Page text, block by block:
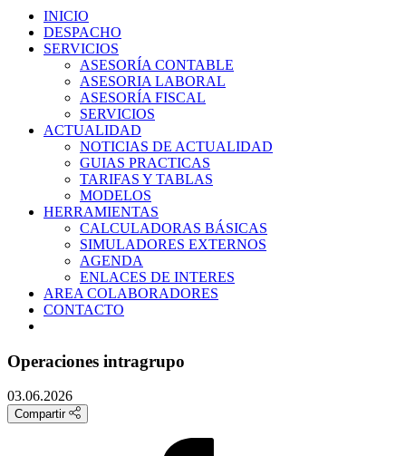
INICIO
DESPACHO
SERVICIOS
ASESORÍA CONTABLE
ASESORIA LABORAL
ASESORÍA FISCAL
SERVICIOS
ACTUALIDAD
NOTICIAS DE ACTUALIDAD
GUIAS PRACTICAS
TARIFAS Y TABLAS
MODELOS
HERRAMIENTAS
CALCULADORAS BÁSICAS
SIMULADORES EXTERNOS
AGENDA
ENLACES DE INTERES
AREA COLABORADORES
CONTACTO
Operaciones intragrupo
03.06.2026
Compartir